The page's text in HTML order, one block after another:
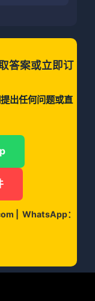
答案或立即订
出任何问题或直
WhatsApp：